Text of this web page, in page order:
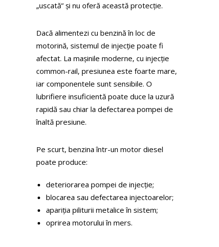
„uscată” și nu oferă această protecție.
Dacă alimentezi cu benzină în loc de
motorină, sistemul de injecție poate fi
afectat. La mașinile moderne, cu injecție
common-rail, presiunea este foarte mare,
iar componentele sunt sensibile. O
lubrifiere insuficientă poate duce la uzură
rapidă sau chiar la defectarea pompei de
înaltă presiune.
Pe scurt, benzina într-un motor diesel
poate produce:
deteriorarea pompei de injecție;
blocarea sau defectarea injectoarelor;
apariția piliturii metalice în sistem;
oprirea motorului în mers.